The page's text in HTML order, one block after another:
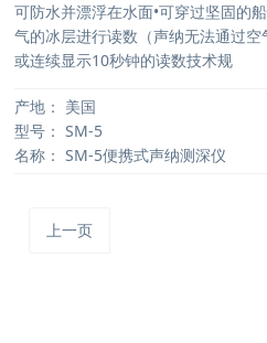
可防水并漂浮在水面•可穿过坚固的
气的冰层进行读数（声纳无法通过
或连续显示10秒钟的读数技术规
产地： 美国
型号： SM-5
名称： SM-5便携式声纳测深仪
上一页